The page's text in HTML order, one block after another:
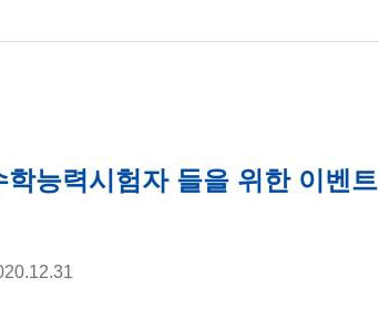
학능력시험자 들을 위한 이벤트